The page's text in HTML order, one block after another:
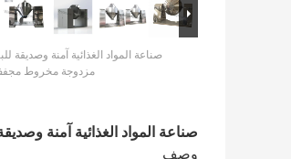
صناعة المواد الغذائية آمنة وصديقة
مزدوجة مخروط
صناعة المواد الغذائية آمنة
وصف